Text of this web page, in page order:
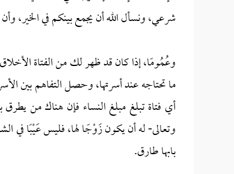
شرعي، ونسأل الله أن يجمع بينكم في الخير،
وعُمُومًا، إذا كان قد ظهر لك من الفتاة
ما تحتاجه عند أسرتها، وحصل التفاهم بين
أي فتاة تبلغ مبلغ النساء فإن هناك من يطرق
وتعالى- له أن يكون زَوْجًا لها، فليس عَيْبًا في
بابها طارق.